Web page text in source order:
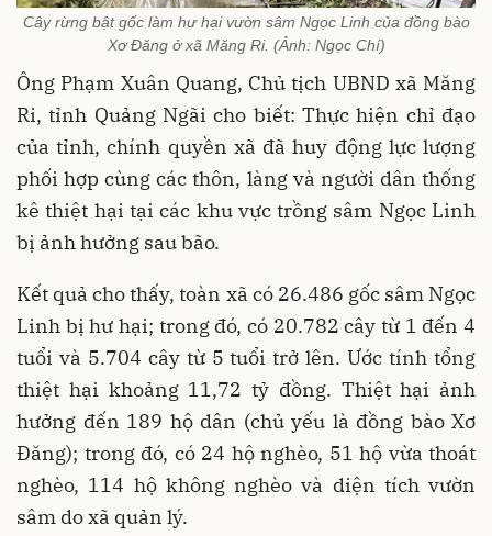
Cây rừng bật gốc làm hư hại vườn sâm Ngọc Linh của đồng bào
Xơ Đăng ở xã Măng Ri. (Ảnh: Ngọc Chí)
Ông Phạm Xuân Quang, Chủ tịch UBND xã Măng
Ri, tỉnh Quảng Ngãi cho biết: Thực hiện chỉ đạo
của tỉnh, chính quyền xã đã huy động lực lượng
phối hợp cùng các thôn, làng và người dân thống
kê thiệt hại tại các khu vực trồng sâm Ngọc Linh
bị ảnh hưởng sau bão.
Kết quả cho thấy, toàn xã có 26.486 gốc sâm Ngọc
Linh bị hư hại; trong đó, có 20.782 cây từ 1 đến 4
tuổi và 5.704 cây từ 5 tuổi trở lên. Ước tính tổng
thiệt hại khoảng 11,72 tỷ đồng. Thiệt hại ảnh
hưởng đến 189 hộ dân (chủ yếu là đồng bào Xơ
Đăng); trong đó, có 24 hộ nghèo, 51 hộ vừa thoát
nghèo, 114 hộ không nghèo và diện tích vườn
sâm do xã quản lý.